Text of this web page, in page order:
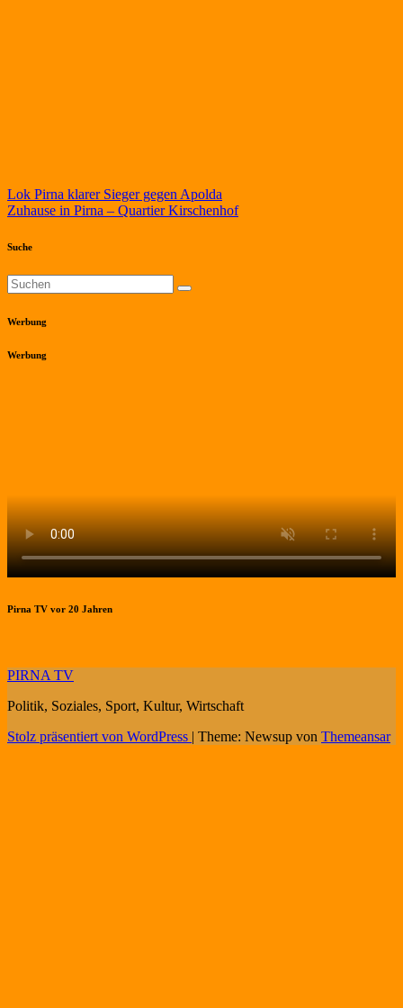
Beitragsnavigation
Lok Pirna klarer Sieger gegen Apolda
Zuhause in Pirna – Quartier Kirschenhof
Suche
Werbung
Werbung
Pirna TV vor 20 Jahren
PIRNA TV
Politik, Soziales, Sport, Kultur, Wirtschaft
Stolz präsentiert von WordPress | Theme: Newsup von Themeansar